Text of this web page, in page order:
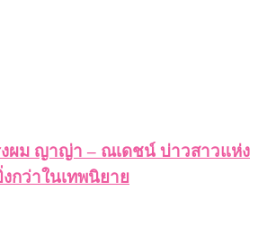
ผม ญาญ่า – ณเดชน์ บ่าวสาวแห่ง
กว่าในเทพนิยาย